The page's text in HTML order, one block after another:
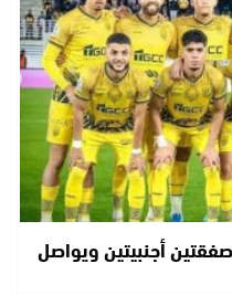
أجنبيتين ويواصل